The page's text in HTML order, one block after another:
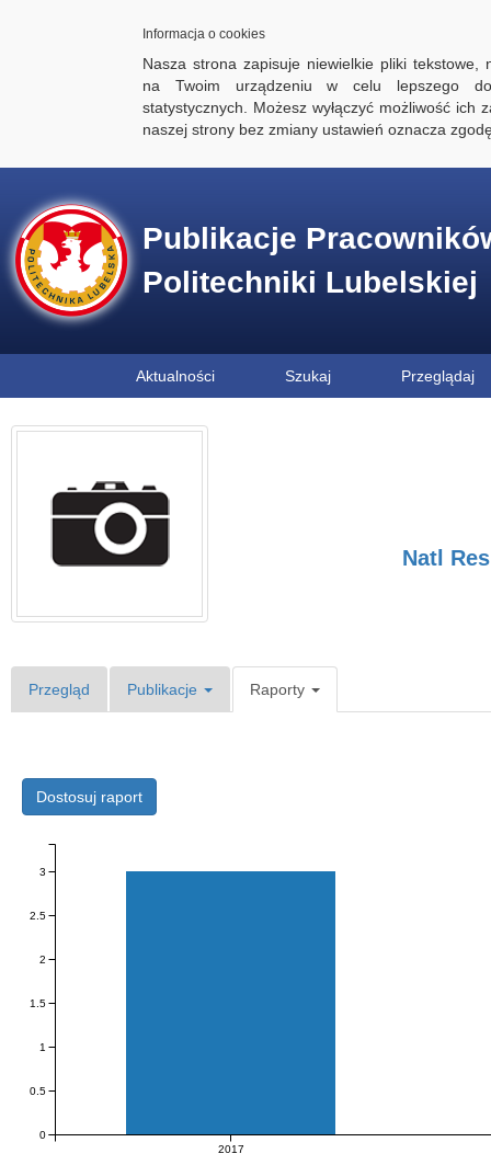
Informacja o cookies
Nasza strona zapisuje niewielkie pliki tekstowe,
na Twoim urządzeniu w celu lepszego
statystycznych. Możesz wyłączyć możliwość ich
naszej strony bez zmiany ustawień oznacza
Publikacje
Politechniki Lubelskiej
Aktualności Szukaj Przeglądaj
Natl
Przegląd Publikacje Raporty
Dostosuj raport
2017
0
0.5
1
1.5
2
2.5
3